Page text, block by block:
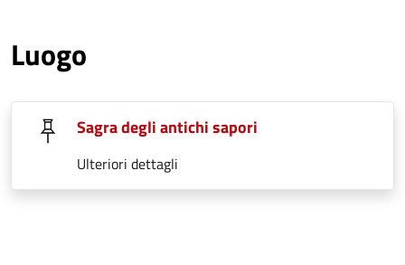
Luogo
Sagra degli antichi sapori
Ulteriori dettagli